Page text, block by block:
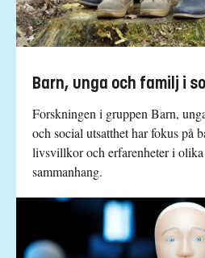
Barn, unga och familj i
Forskningen i gruppen Barn,
och social utsatthet har fokus på
livsvillkor och erfarenheter i
sammanhang.